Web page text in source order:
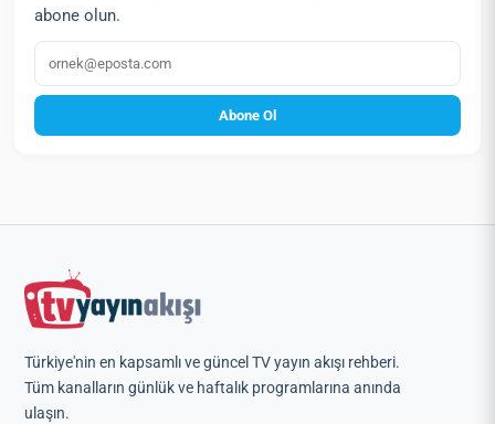
abone olun.
E‑posta
Abone Ol
Türkiye'nin en kapsamlı ve güncel TV yayın akışı rehberi.
Tüm kanalların günlük ve haftalık programlarına anında
ulaşın.